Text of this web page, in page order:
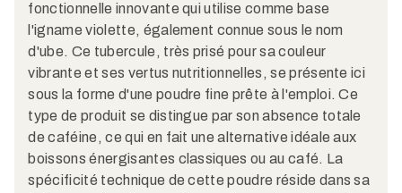
fonctionnelle innovante qui utilise comme base
l'igname violette, également connue sous le nom
d'ube. Ce tubercule, très prisé pour sa couleur
vibrante et ses vertus nutritionnelles, se présente ici
sous la forme d'une poudre fine prête à l'emploi. Ce
type de produit se distingue par son absence totale
de caféine, ce qui en fait une alternative idéale aux
boissons énergisantes classiques ou au café. La
spécificité technique de cette poudre réside dans sa